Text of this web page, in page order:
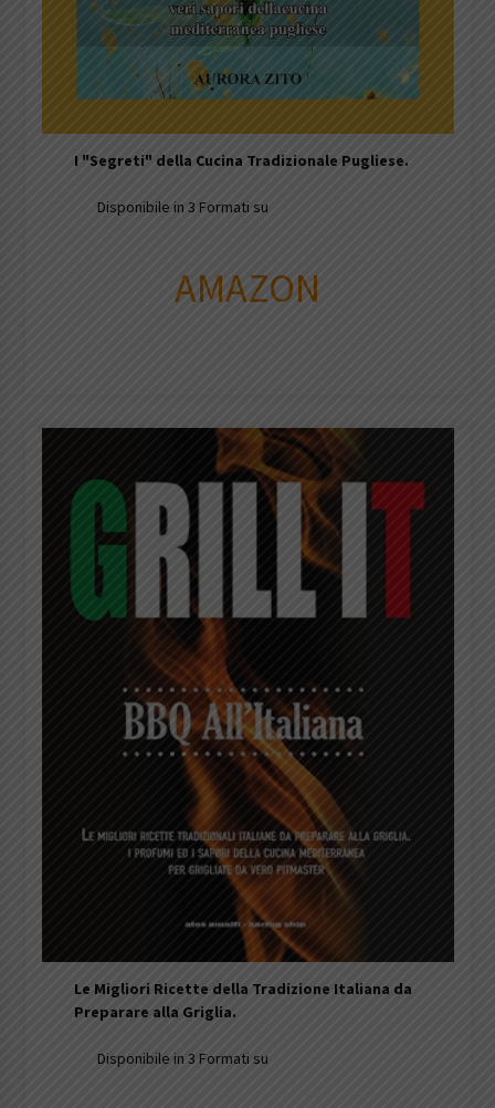
I "Segreti" della Cucina Tradizionale Pugliese.
Disponibile in 3 Formati su
AMAZON
Le Migliori Ricette della Tradizione Italiana da
Preparare alla Griglia.
Disponibile in 3 Formati su